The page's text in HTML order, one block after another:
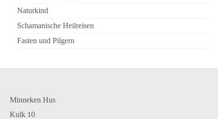
Naturkind
Schamanische Heilreisen
Fasten und Pilgern
Minneken Hus
Kulk 10